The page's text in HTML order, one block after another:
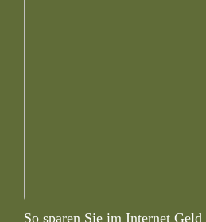
So sparen Sie im Internet Geld